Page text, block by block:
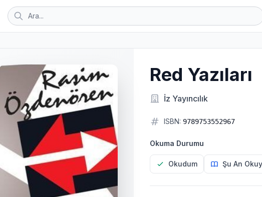
Red Yazıları
İz Yayıncılık
ISBN: 9789753552967
Okuma Durumu
Okudum Şu An